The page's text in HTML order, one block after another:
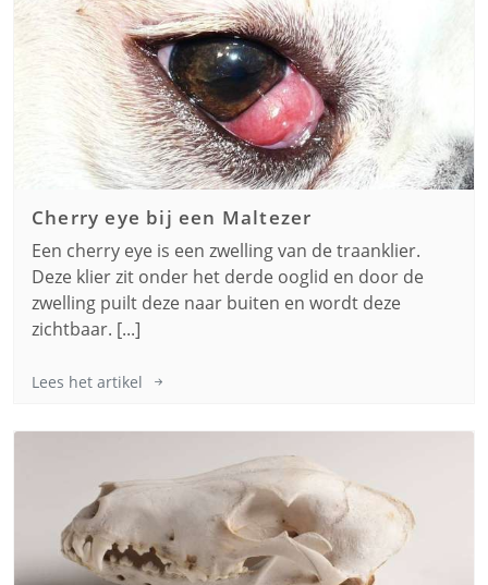
Cherry eye bij een Maltezer
Een cherry eye is een zwelling van de traanklier.
Deze klier zit onder het derde ooglid en door de
zwelling puilt deze naar buiten en wordt deze
zichtbaar. [...]
Lees het artikel